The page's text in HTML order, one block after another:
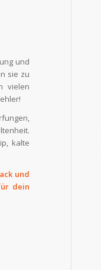
und
sie zu
vielen
kalte
und
dein